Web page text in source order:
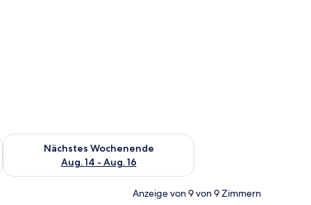
Aug. 7 - Aug. 9.
Nächstes Wochenende
Aug. 14 - Aug. 16
Überprüfe die Verfügbarkeit für nächstes Wochenende, Aug.
Anzeige von 9 von 9 Zimmern